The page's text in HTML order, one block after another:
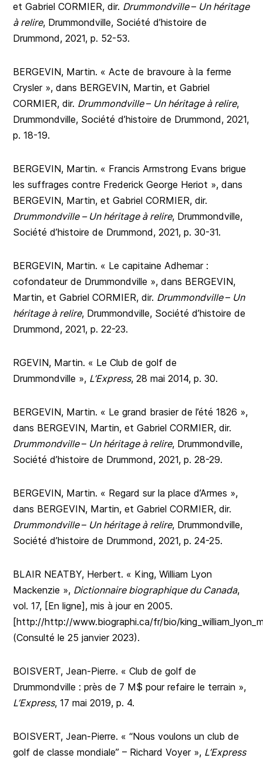
et Gabriel CORMIER, dir. Drummondville– Un héritage
à relire, Drummondville, Société d’histoire de
Drummond, 2021, p. 52-53.
BERGEVIN, Martin. « Acte de bravoure à la ferme
Crysler », dans BERGEVIN, Martin, et Gabriel
CORMIER, dir. Drummondville– Un héritage à relire,
Drummondville, Société d’histoire de Drummond, 2021,
p. 18-19.
BERGEVIN, Martin. « Francis Armstrong Evans brigue
les suffrages contre Frederick George Heriot », dans
BERGEVIN, Martin, et Gabriel CORMIER, dir.
Drummondville – Un héritage à relire, Drummondville,
Société d’histoire de Drummond, 2021, p. 30-31.
BERGEVIN, Martin. « Le capitaine Adhemar :
cofondateur de Drummondville », dans BERGEVIN,
Martin, et Gabriel CORMIER, dir. Drummondville– Un
héritage à relire, Drummondville, Société d’histoire de
Drummond, 2021, p. 22-23.
RGEVIN, Martin. « Le Club de golf de
Drummondville », L’Express, 28 mai 2014, p. 30.
BERGEVIN, Martin. « Le grand brasier de l’été 1826 »,
dans BERGEVIN, Martin, et Gabriel CORMIER, dir.
Drummondville– Un héritage à relire, Drummondville,
Société d’histoire de Drummond, 2021, p. 28-29.
BERGEVIN, Martin. « Regard sur la place d’Armes »,
dans BERGEVIN, Martin, et Gabriel CORMIER, dir.
Drummondville– Un héritage à relire, Drummondville,
Société d’histoire de Drummond, 2021, p. 24-25.
BLAIR NEATBY, Herbert. « King, William Lyon
Mackenzie », Dictionnaire biographique du Canada,
vol. 17, [En ligne], mis à jour en 2005.
[http://http://www.biographi.ca/fr/bio/
(Consulté le 25 janvier 2023).
BOISVERT, Jean-Pierre. « Club de golf de
Drummondville : près de 7 M$ pour refaire le terrain »,
L’Express, 17 mai 2019, p. 4.
BOISVERT, Jean-Pierre. « “Nous voulons un club de
golf de classe mondiale” – Richard Voyer », L’Express